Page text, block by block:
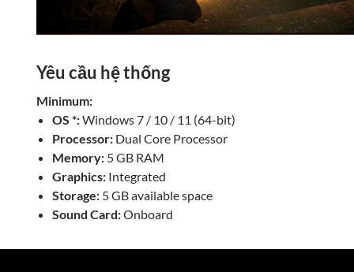
Yêu cầu hệ thống
Minimum:
OS *:Windows 7 / 10 / 11 (64-bit)
Processor: Dual Core Processor
Memory: 5 GB RAM
Graphics: Integrated
Storage: 5 GB available space
Sound Card:Onboard